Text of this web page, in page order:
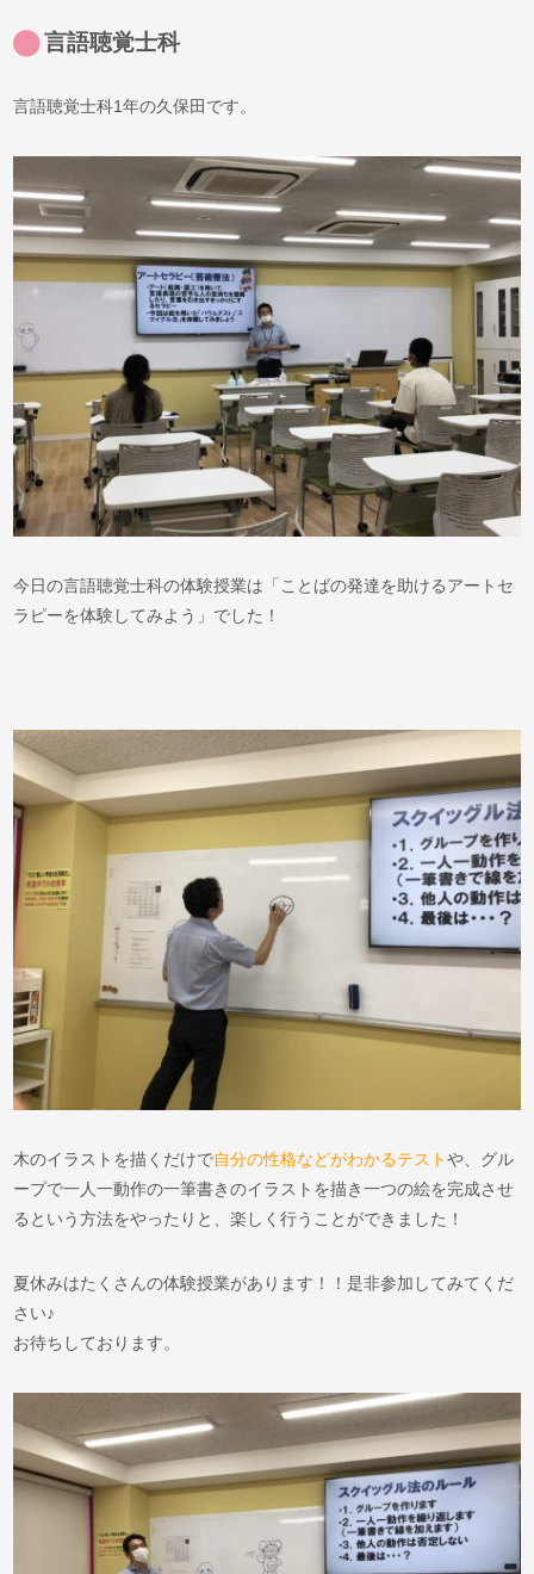
言語聴覚士科
言語聴覚士科1年の久保田です。
今日の言語聴覚士科の体験授業は「ことばの発達を助けるアートセ
ラピーを体験してみよう」でした！
木のイラストを描くだけで自分の性格などがわかるテストや、グル
ープで一人一動作の一筆書きのイラストを描き一つの絵を完成させ
るという方法をやったりと、楽しく行うことができました！
夏休みはたくさんの体験授業があります！！是非参加してみてくだ
さい♪
お待ちしております。